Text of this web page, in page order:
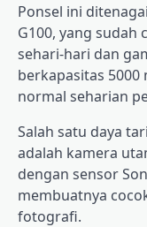
Ponsel ini
G100, yang
sehari-hari dan
berkapasitas
normal seharian
Salah satu daya
adalah kamera
dengan sensor
membuatnya
fotografi.